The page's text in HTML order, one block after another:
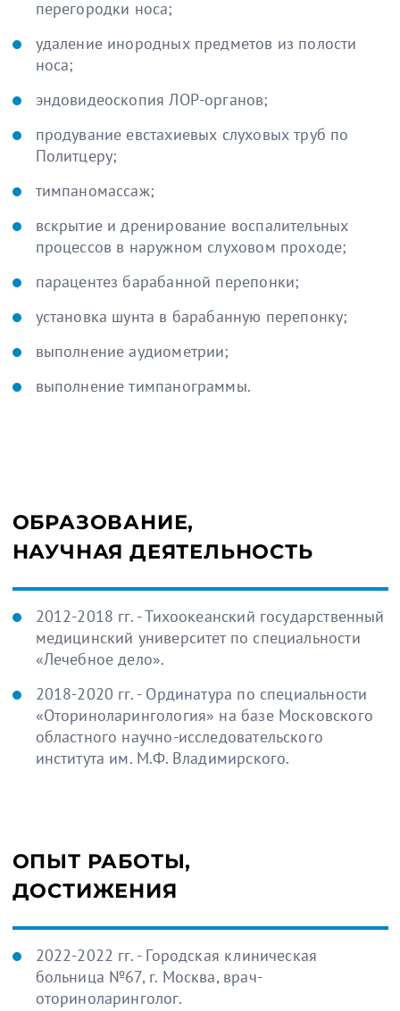
перегородки носа;
удаление инородных предметов из полости
носа;
эндовидеоскопия ЛОР-органов;
продувание евстахиевых слуховых труб по
Политцеру;
тимпаномассаж;
вскрытие и дренирование воспалительных
процессов в наружном слуховом проходе;
парацентез барабанной перепонки;
установка шунта в барабанную перепонку;
выполнение аудиометрии;
выполнение тимпанограммы.
ОБРАЗОВАНИЕ,
НАУЧНАЯ ДЕЯТЕЛЬНОСТЬ
2012-2018 гг. - Тихоокеанский государственный
медицинский университет по специальности
«Лечебное дело».
2018-2020 гг. - Ординатура по специальности
«Оториноларингология» на базе Московского
областного научно-исследовательского
института им. М.Ф. Владимирского.
ОПЫТ РАБОТЫ,
ДОСТИЖЕНИЯ
2022-2022 гг. - Городская клиническая
больница №67, г. Москва, врач-
оториноларинголог.